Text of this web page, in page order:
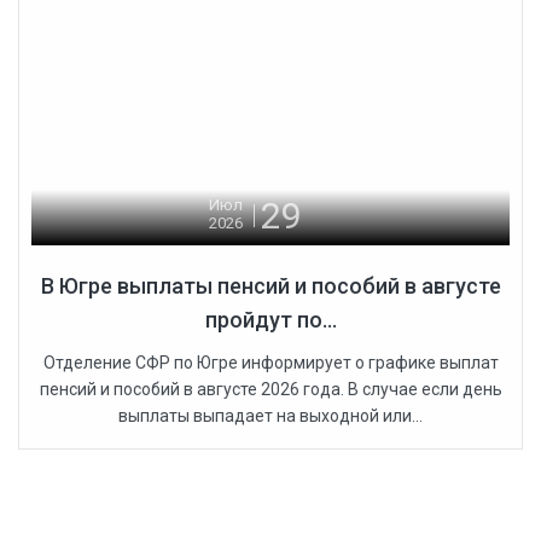
Июл
2026
29
В Югре выплаты пенсий и пособий в августе
пройдут по...
Отделение СФР по Югре информирует о графике выплат
пенсий и пособий в августе 2026 года. В случае если день
выплаты выпадает на выходной или...